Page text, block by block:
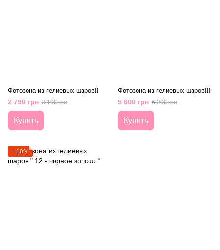
Фотозона из гелиевых шаров!!
2 790 грн 3 100 грн
Купить
Фотозона из гелиевых шаров!!!
5 600 грн 6 200 грн
Купить
−10%